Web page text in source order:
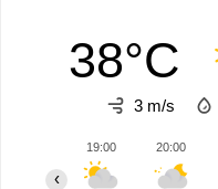
38°C
3 m/s
19:00 20:00
‹